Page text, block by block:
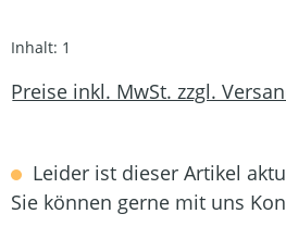
Inhalt: 1
Preise inkl. MwSt. zzgl.
Leider ist dieser Artikel
Sie können gerne mit uns